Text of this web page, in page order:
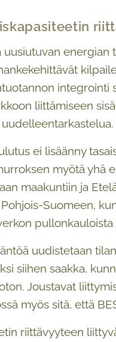
uusiutuvan energian
integrointi
liittämiseen
ei lisäänny
myötä yhä
maakuntiin ja
Suomeen,
uudistetaan
siihen saakka,
Joustavat
myös sitä, että
riittävyyteen